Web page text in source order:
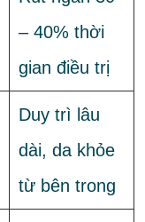
– 40% thời
gian điều trị
Duy trì lâu
dài, da khỏe
từ bên trong